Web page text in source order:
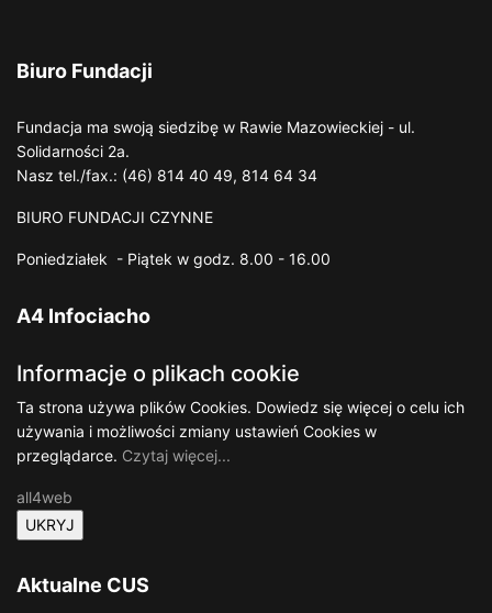
Biuro Fundacji
Fundacja ma swoją siedzibę w Rawie Mazowieckiej - ul.
Solidarności 2a.
Nasz tel./fax.: (46) 814 40 49, 814 64 34
BIURO FUNDACJI CZYNNE
Poniedziałek - Piątek w godz. 8.00 - 16.00
A4 Infociacho
Informacje o plikach cookie
Ta strona używa plików Cookies. Dowiedz się więcej o celu ich
używania i możliwości zmiany ustawień Cookies w
przeglądarce. Czytaj więcej...
all4web
Aktualne CUS